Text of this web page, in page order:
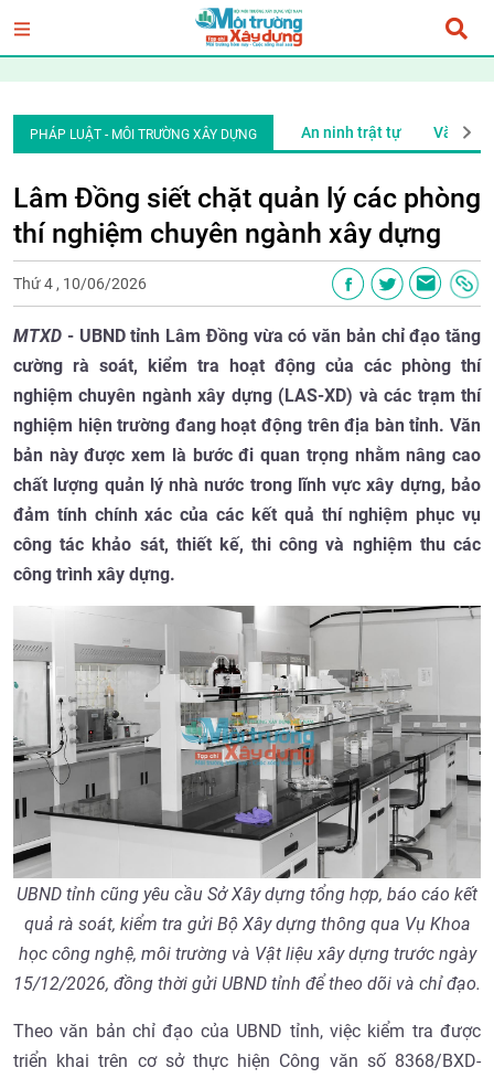
PHÁP LUẬT - MÔI TRƯỜNG XÂY DỰNG
bản pháp quy Phóng sự điều tra An ninh trật tự Văn
Lâm Đồng siết chặt quản lý các phòng
thí nghiệm chuyên ngành xây dựng
Thứ 4 , 10/06/2026
MTXD - UBND tỉnh Lâm Đồng vừa có văn bản chỉ đạo tăng
cường rà soát, kiểm tra hoạt động của các phòng thí
nghiệm chuyên ngành xây dựng (LAS-XD) và các trạm thí
nghiệm hiện trường đang hoạt động trên địa bàn tỉnh. Văn
bản này được xem là bước đi quan trọng nhằm nâng cao
chất lượng quản lý nhà nước trong lĩnh vực xây dựng, bảo
đảm tính chính xác của các kết quả thí nghiệm phục vụ
công tác khảo sát, thiết kế, thi công và nghiệm thu các
công trình xây dựng.
UBND tỉnh cũng yêu cầu Sở Xây dựng tổng hợp, báo cáo kết
quả rà soát, kiểm tra gửi Bộ Xây dựng thông qua Vụ Khoa
học công nghệ, môi trường và Vật liệu xây dựng trước ngày
15/12/2026, đồng thời gửi UBND tỉnh để theo dõi và chỉ đạo.
Theo văn bản chỉ đạo của UBND tỉnh, việc kiểm tra được
triển khai trên cơ sở thực hiện Công văn số 8368/BXD-